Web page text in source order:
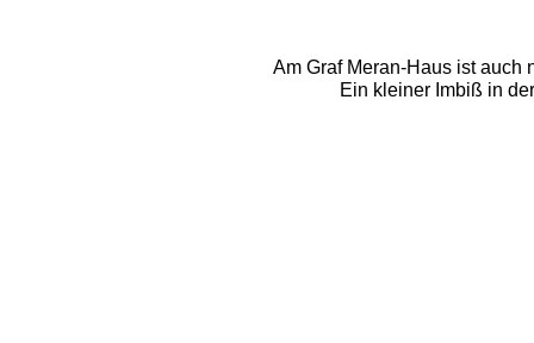
Am Graf Meran-Haus ist auch
Ein kleiner Imbiß in